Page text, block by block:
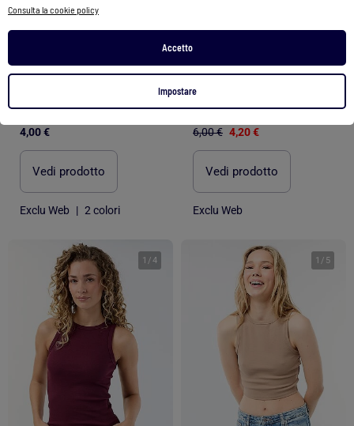
Consulta la cookie policy
Accetto
Impostare
Canotta con spalle all'americana
4,00 €
Vedi prodotto
Exclu Web | 2 colori
Canotta con giromanica all'americana
6,00 € 4,20 €
Vedi prodotto
Exclu Web
1 /4 1 / 5